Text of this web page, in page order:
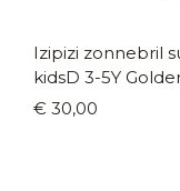
Izipizi zonnebril
kidsD 3-5Y
Canyon
€ 30,00